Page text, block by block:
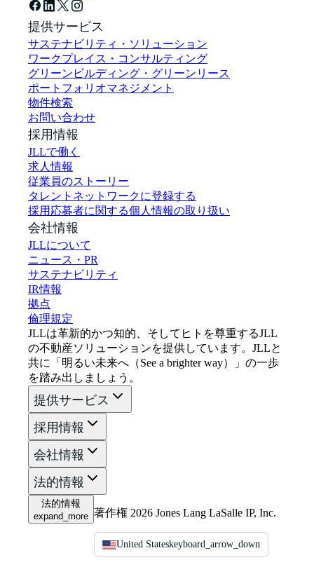
提供サービス
サステナビリティ・ソリューション
ワークプレイス・コンサルティング
グリーンビルディング・グリーンリース
ポートフォリオマネジメント
物件検索
お問い合わせ
採用情報
JLLで働く
求人情報
従業員のストーリー
タレントネットワークに登録する
採用応募者に関する個人情報の取り扱い
会社情報
JLLについて
ニュース・PR
サステナビリティ
IR情報
拠点
倫理規定
JLLは革新的かつ知的、そしてヒトを尊重するJLL
の不動産ソリューションを提供しています。JLLと
共に「明るい未来へ（See a brighter way）」の一歩
を踏み出しましょう。
提供サービス
採用情報
会社情報
法的情報
法的情報
expand_more 著作権 2026 Jones Lang LaSalle IP, Inc.
United Stateskeyboard_arrow_down